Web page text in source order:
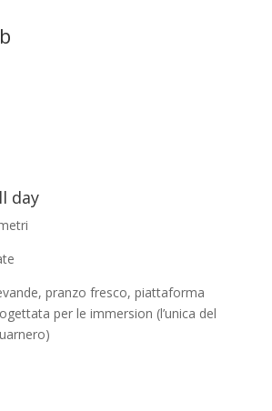
day
pranzo fresco, piattaforma
per le immersion (l’unica del